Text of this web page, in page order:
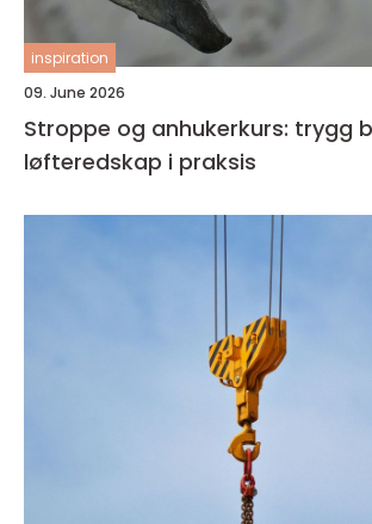
inspiration
09. June 2026
Stroppe og anhukerkurs: trygg
løfteredskap i praksis